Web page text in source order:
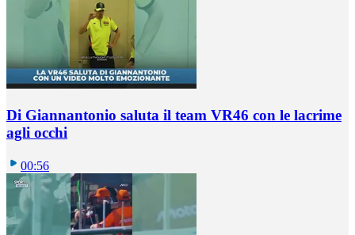
Di Giannantonio saluta il team VR46 con le lacrime
agli occhi
00:56